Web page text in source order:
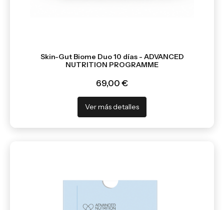
Skin-Gut Biome Duo 10 días - ADVANCED
NUTRITION PROGRAMME
69,00 €
Ver más detalles